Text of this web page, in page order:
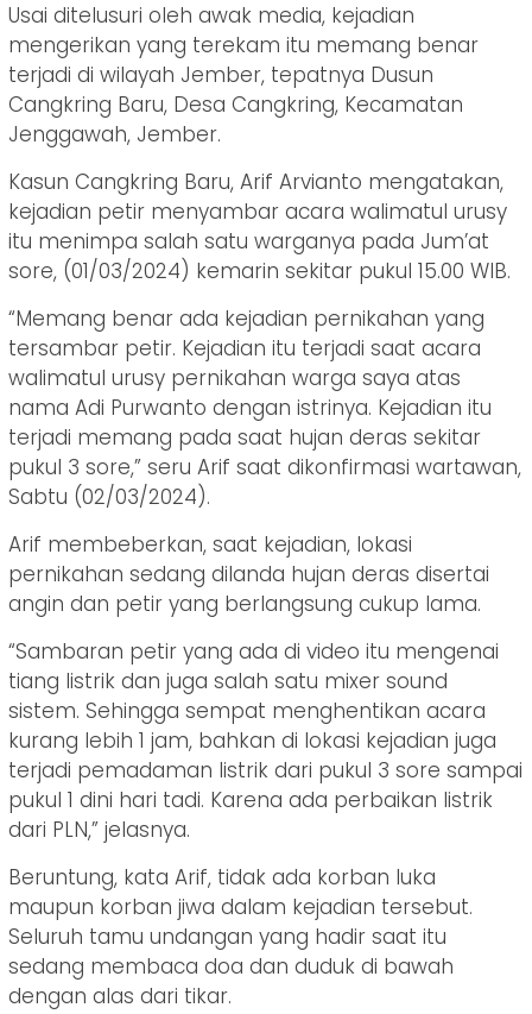
Usai ditelusuri oleh awak media, kejadian
mengerikan yang terekam itu memang benar
terjadi di wilayah Jember, tepatnya Dusun
Cangkring Baru, Desa Cangkring, Kecamatan
Jenggawah, Jember.
Kasun Cangkring Baru, Arif Arvianto mengatakan,
kejadian petir menyambar acara walimatul urusy
itu menimpa salah satu warganya pada Jum’at
sore, (01/03/2024) kemarin sekitar pukul 15.00 WIB.
“Memang benar ada kejadian pernikahan yang
tersambar petir. Kejadian itu terjadi saat acara
walimatul urusy pernikahan warga saya atas
nama Adi Purwanto dengan istrinya. Kejadian itu
terjadi memang pada saat hujan deras sekitar
pukul 3 sore,” seru Arif saat dikonfirmasi wartawan,
Sabtu (02/03/2024).
Arif membeberkan, saat kejadian, lokasi
pernikahan sedang dilanda hujan deras disertai
angin dan petir yang berlangsung cukup lama.
“Sambaran petir yang ada di video itu mengenai
tiang listrik dan juga salah satu mixer sound
sistem. Sehingga sempat menghentikan acara
kurang lebih 1 jam, bahkan di lokasi kejadian juga
terjadi pemadaman listrik dari pukul 3 sore sampai
pukul 1 dini hari tadi. Karena ada perbaikan listrik
dari PLN,” jelasnya.
Beruntung, kata Arif, tidak ada korban luka
maupun korban jiwa dalam kejadian tersebut.
Seluruh tamu undangan yang hadir saat itu
sedang membaca doa dan duduk di bawah
dengan alas dari tikar.